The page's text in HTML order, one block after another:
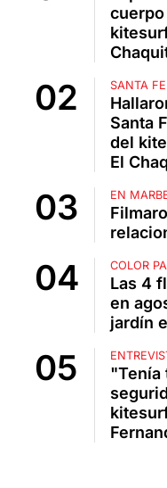
SANTA FE
Santa
del
El
EN
COLOR
Las 4
en
jardín
"Tenía